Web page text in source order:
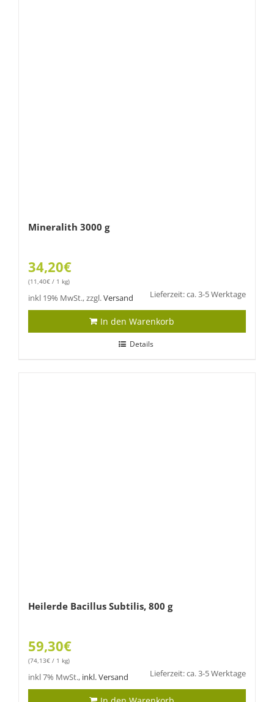
Mineralith 3000 g
34,20€
(11,40€ / 1 kg)
inkl 19% MwSt., zzgl.Versand Lieferzeit: ca. 3-5 Werktage
In den Warenkorb
Details
Heilerde Bacillus Subtilis, 800 g
59,30€
(74,13€ / 1 kg)
inkl 7% MwSt., inkl. Versand Lieferzeit: ca. 3-5 Werktage